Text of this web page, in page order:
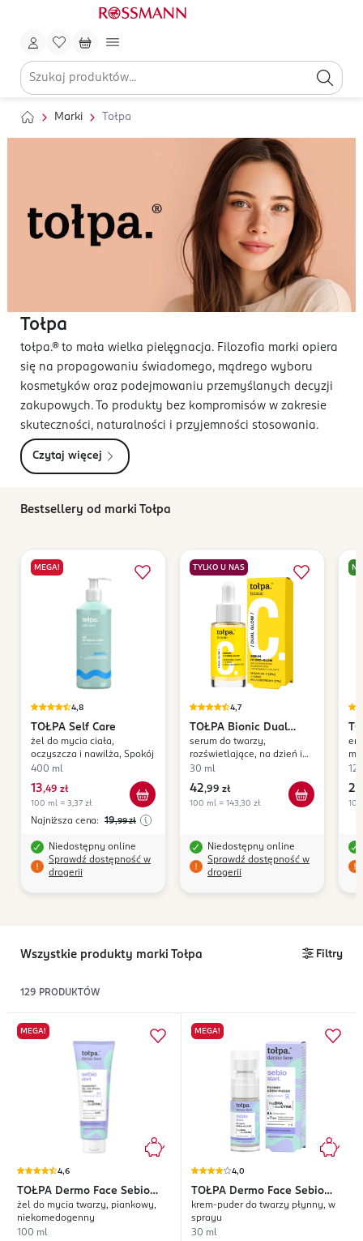
Marki Tołpa
Tołpa
tołpa.® to mała wielka pielęgnacja. Filozofia marki opiera
się na propagowaniu świadomego, mądrego wyboru
kosmetyków oraz podejmowaniu przemyślanych decyzji
zakupowych. To produkty bez kompromisów w zakresie
skuteczności, naturalności i przyjemności stosowania.
Czytaj więcej
Bestsellery od marki Tołpa
MEGA!
4,8
TOŁPA Self Care
żel do mycia ciała,
oczyszcza i nawilża, Spokój
400 ml
13,49 zł
100 ml = 3,37 zł
Najniższa cena: 19,99 zł
Niedostępny online
Sprawdź dostępność w
drogerii
TYLKO U NAS
4,7
TOŁPA Bionic Dual
Glow
serum do twarzy,
rozświetlające, na dzień i
na noc
30 ml
42,99 zł
100 ml = 143,30 zł
Niedostępny online
Sprawdź dostępność w
drogerii
29
Wszystkie produkty marki Tołpa Filtry
129 PRODUKTÓW
MEGA!
4,6
TOŁPA Dermo Face Sebio
Start.
żel do mycia twarzy, piankowy,
niekomedogenny
100 ml
MEGA!
4,0
TOŁPA Dermo Face Sebio
Start.
krem-puder do twarzy płynny, w
sprayu
30 ml